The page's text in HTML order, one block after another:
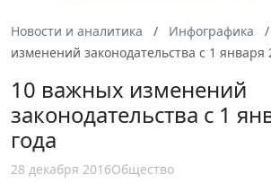
Новости и аналитика Инфографика
изменений законодательства с 1 января
10 важных изменений
законодательства с 1
года
28 декабря 2016Общество